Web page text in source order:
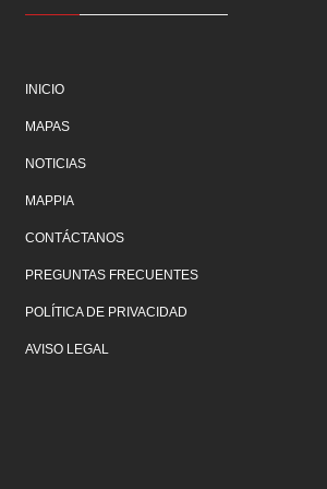
INICIO
MAPAS
NOTICIAS
MAPPIA
CONTÁCTANOS
PREGUNTAS FRECUENTES
POLÍTICA DE PRIVACIDAD
AVISO LEGAL